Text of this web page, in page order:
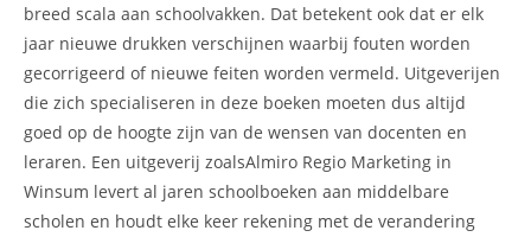
breed scala aan schoolvakken. Dat betekent ook dat er elk
jaar nieuwe drukken verschijnen waarbij fouten worden
gecorrigeerd of nieuwe feiten worden vermeld. Uitgeverijen
die zich specialiseren in deze boeken moeten dus altijd
goed op de hoogte zijn van de wensen van docenten en
leraren. Een uitgeverij zoalsAlmiro Regio Marketing in
Winsum levert al jaren schoolboeken aan middelbare
scholen en houdt elke keer rekening met de verandering